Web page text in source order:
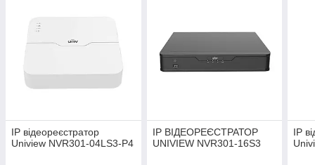
IP відеореєстратор
Uniview NVR301-04LS3-P4
IP ВІДЕОРЕЄСТРАТОР
UNIVIEW NVR301-16S3
IP